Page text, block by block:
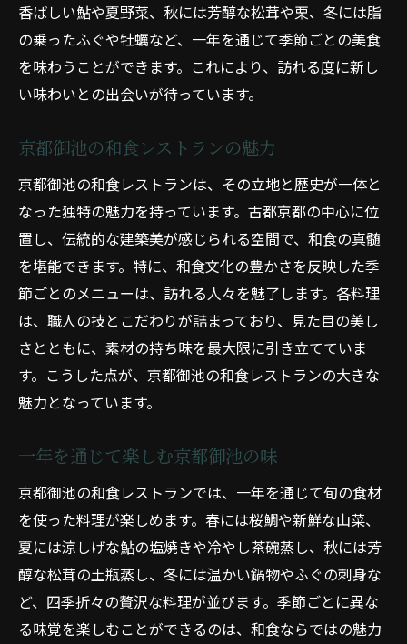
香ばしい鮎や夏野菜、秋には芳醇な松茸や栗、冬には脂
の乗ったふぐや牡蠣など、一年を通じて季節ごとの美食
を味わうことができます。これにより、訪れる度に新し
い味わいとの出会いが待っています。
京都御池の和食レストランの魅力
京都御池の和食レストランは、その立地と歴史が一体と
なった独特の魅力を持っています。古都京都の中心に位
置し、伝統的な建築美が感じられる空間で、和食の真髄
を堪能できます。特に、和食文化の豊かさを反映した季
節ごとのメニューは、訪れる人々を魅了します。各料理
は、職人の技とこだわりが詰まっており、見た目の美し
さとともに、素材の持ち味を最大限に引き立てていま
す。こうした点が、京都御池の和食レストランの大きな
魅力となっています。
一年を通じて楽しむ京都御池の味
京都御池の和食レストランでは、一年を通じて旬の食材
を使った料理が楽しめます。春には桜鯛や新鮮な山菜、
夏には涼しげな鮎の塩焼きや冷やし茶碗蒸し、秋には芳
醇な松茸の土瓶蒸し、冬には温かい鍋物やふぐの刺身な
ど、四季折々の贅沢な料理が並びます。季節ごとに異な
る味覚を楽しむことができるのは、和食ならではの魅力